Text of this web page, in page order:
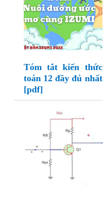
Tóm tắt kiến thức
toán 12 đầy đủ nhất
[pdf]